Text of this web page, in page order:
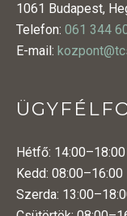
1061 Budapest,
Telefon: 061 344
E-mail:
Hétfő: 14:00–18:00
Kedd: 08:00–16:00
Szerda: